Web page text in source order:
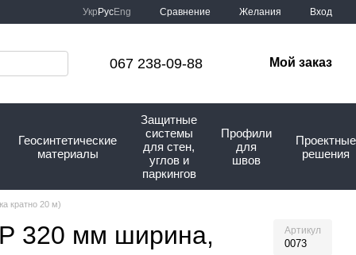
Укр РусEng Сравнение Желания Вход
067 238-09-88 Мой заказ
Геосинтетические
материалы
Защитные
системы
для стен,
углов и
паркингов
Профили
для
швов
Проектные
решения
кратно 20 м)
320 мм ширина, Артикул
0073